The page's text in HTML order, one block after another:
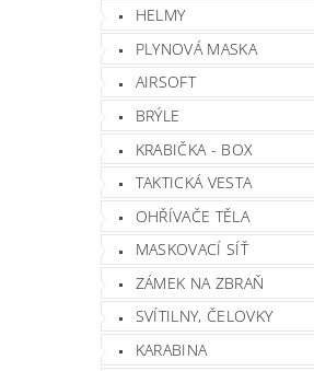
HELMY
PLYNOVÁ MASKA
AIRSOFT
BRÝLE
KRABIČKA - BOX
TAKTICKÁ VESTA
OHŘÍVAČE TĚLA
MASKOVACÍ SÍŤ
ZÁMEK NA ZBRAŇ
SVÍTILNY, ČELOVKY
KARABINA